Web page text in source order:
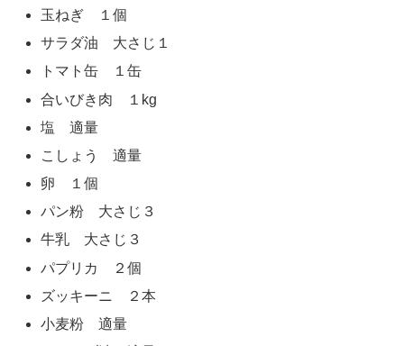
玉ねぎ １個
サラダ油 大さじ１
トマト缶 １缶
合いびき肉 １kg
塩 適量
こしょう 適量
卵 １個
パン粉 大さじ３
牛乳 大さじ３
パプリカ ２個
ズッキーニ ２本
小麦粉 適量